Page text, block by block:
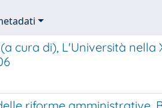
cura di), L'Università